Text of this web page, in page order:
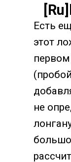
Есть
этот
не